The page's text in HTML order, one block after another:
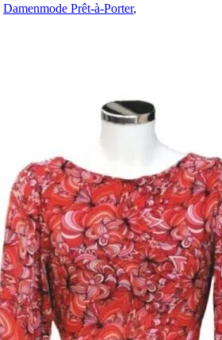
Damenmode Prêt-à-Porter,